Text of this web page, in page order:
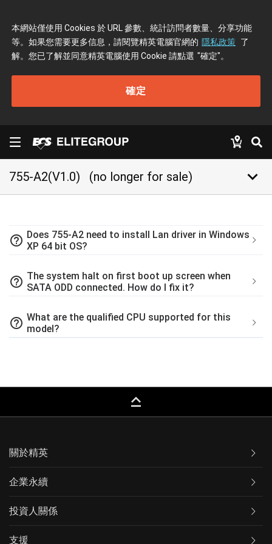
本網站僅使用 Cookies 於 URL 參數、統計訪問者數量、分享功能
等。如果您需要更多信息，請閱覽精英電腦官網的 隱私政策 了
解。您已了解並同意精英電腦使用 Cookie 請點選 "確定"。
確定
755-A2(V1.0) (no longer for sale) keyboard_arrow_down
help_outline Does 755-A2 need to install Lan driver in Windows
XP 64 bit OS?
help_outline The system halt on first boot up screen when
SATA ODD connected. How do I fix it?
help_outline What are the qualified CPU supported for this
model?
keyboard_capslock
關於精英
企業永續
投資人關係
支援